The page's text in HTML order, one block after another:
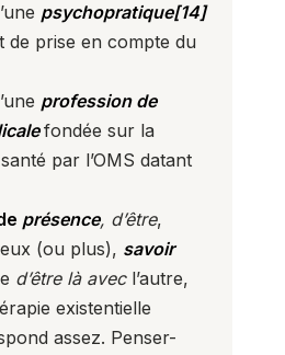
psychopratique[14]
de prise en compte du
profession de
fondée sur la
par l’OMS datant
présence, d’être,
(ou plus), savoir
d’être là avecl’autre,
existentielle
assez. Penser-